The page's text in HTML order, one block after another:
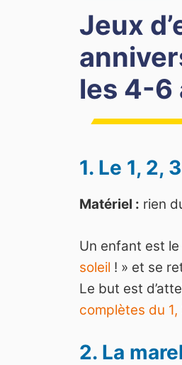
Jeux
les 4-6
1. Le 1, 2,
Matériel : rien
Un enfant est le
soleil ! » et se
Le but est
complètes du 1,
2. La